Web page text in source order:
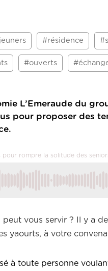
#résidence
#ouverts
L’Emeraude du
pour proposer des
pour rompre la solitude des
peut vous servir ? Il y a
yaourts, à votre
à toute personne